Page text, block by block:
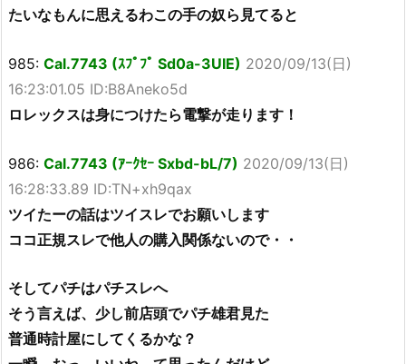
たいなもんに思えるわこの手の奴ら見てると
985: Cal.7743 (ｽﾌﾟﾌﾟ Sd0a-3UIE) 2020/09/13(日)
16:23:01.05 ID:B8Aneko5d
ロレックスは身につけたら電撃が走ります！
986: Cal.7743 (ｱｰｸｾｰ Sxbd-bL/7) 2020/09/13(日)
16:28:33.89 ID:TN+xh9qax
ツイたーの話はツイスレでお願いします
ココ正規スレで他人の購入関係ないので・・
そしてパチはパチスレへ
そう言えば、少し前店頭でパチ雄君見た
普通時計屋にしてくるかな？